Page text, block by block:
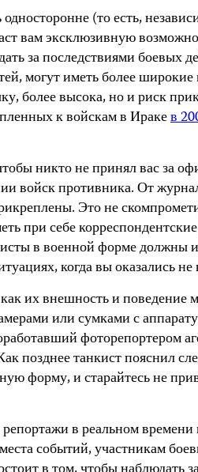
(то есть,
вам эксклюзивную
за последствиями боевых
могут иметь более
более высока, но и риск
к войскам в Иракев
никто не принял вас за
войск противника. От
Это не
при себе
в военной форме должны
когда вы оказались
их внешность и поведение
или сумками с
фоторепортером
позднее танкист пояснил
форму, и старайтесь не
в реальном
событий, участникам